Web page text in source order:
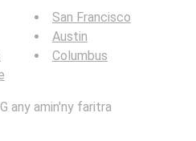
San Francisco
Austin
Columbus
any amin'ny faritra